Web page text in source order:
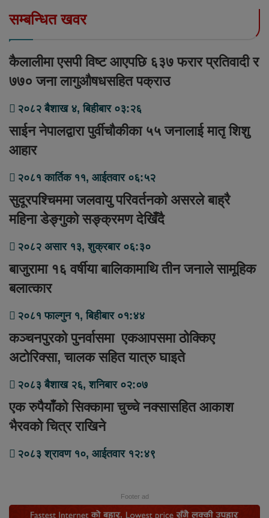
सम्बन्धित खवर
कैलालीमा एसपी विष्ट आएपछि ६३७ फरार प्रतिवादी र
७७० जना लागुऔषधसहित पक्राउ
२०८२ बैशाख ४, बिहीबार ०३:२६
साईन नेपालद्वारा पुर्वीचौकीका ५५ जनालाई मातृ शिशु
आहार
२०८१ कार्तिक ११, आईतवार ०६:५२
सुदूरपश्चिममा जलवायु परिवर्तनको असरले बाह्रै
महिना डेङ्गुको सङ्क्रमण देखिँदै
२०८२ असार १३, शुक्रबार ०६:३०
बाजुरामा १६ वर्षीया बालिकामाथि तीन जनाले सामूहिक
बलात्कार
२०८१ फाल्गुन १, बिहीबार ०१:४४
कञ्चनपुरको पुनर्वासमा एकआपसमा ठोक्किए
अटोरिक्सा, चालक सहित यात्रु घाइते
२०८३ बैशाख २६, शनिबार ०२:०७
एक रुपैयाँको सिक्कामा चुच्चे नक्सासहित आकाश
भैरवको चित्र राखिने
२०८३ श्रावण १०, आईतवार १२:४९
Footer ad